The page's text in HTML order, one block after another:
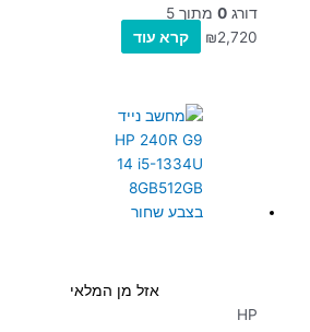
דורג 0 מתוך 5
₪2,720 קרא עוד
אזל מן המלאי
HP